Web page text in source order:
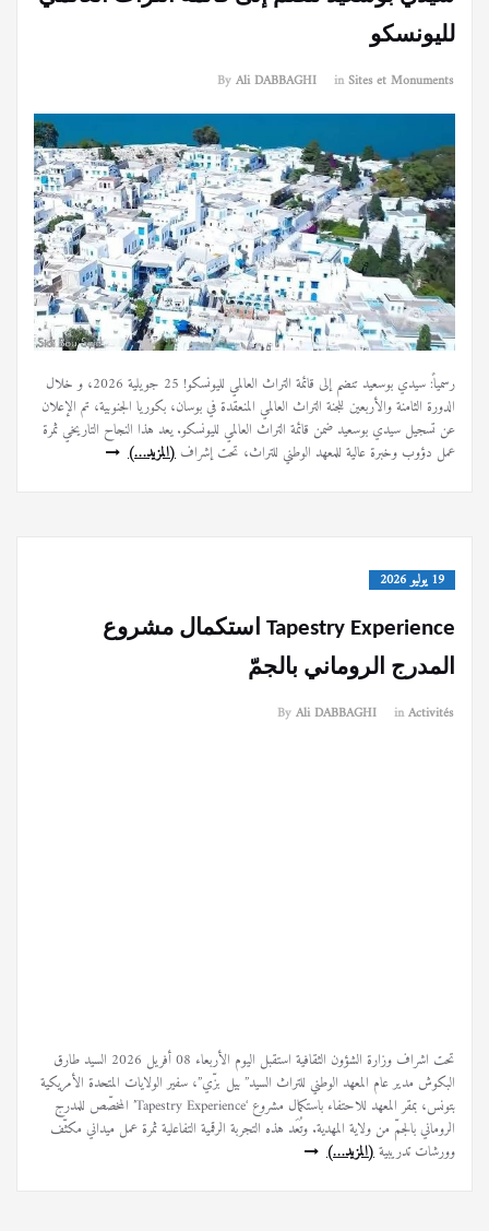
لليونسكو
ByAli DABBAGHI inSites et Monuments
رسمياً: سيدي بوسعيد تنضم إلى قائمة التراث العالمي لليونسكو! 25 جويلية 2026، و خلال
الدورة الثامنة والأربعين للجنة التراث العالمي المنعقدة في بوسان، بكوريا الجنوبية، تم الإعلان
عن تسجيل سيدي بوسعيد ضمن قائمة التراث العالمي لليونسكو. يعد هذا النجاح التاريخي ثمرة
عمل دؤوب وخبرة عالية للمعهد الوطني للتراث، تحت إشراف(المزيد…)
19 يوليو 2026
Tapestry Experience استكمال مشروع
المدرج الروماني بالجمّ
ByAli DABBAGHI inActivités
تحت اشراف وزارة الشؤون الثقافية استقبل اليوم الأربعاء 08 أفريل 2026 السيد طارق
البكوش مدير عام المعهد الوطني للتراث السيد” بيل بزّي”، سفير الولايات المتحدة الأمريكية
بتونس، بمقر المعهد للاحتفاء باستكمال مشروع ‘Tapestry Experience’ المخصّص للمدرج
الروماني بالجمّ من ولاية المهدية. وتُعَد هذه التجربة الرقمية التفاعلية ثمرة عمل ميداني مكثّف
وورشات تدريبية(المزيد…)